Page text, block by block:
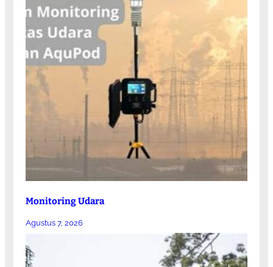
Monitoring Udara
Agustus 7, 2026